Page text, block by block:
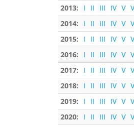
2013:
I II III IV V
2014:
I II III IV V
2015:
I II III IV V
2016:
I II III IV V
2017:
I II III IV V
2018:
I II III IV V
2019:
I II III IV V
2020:
I II III IV V